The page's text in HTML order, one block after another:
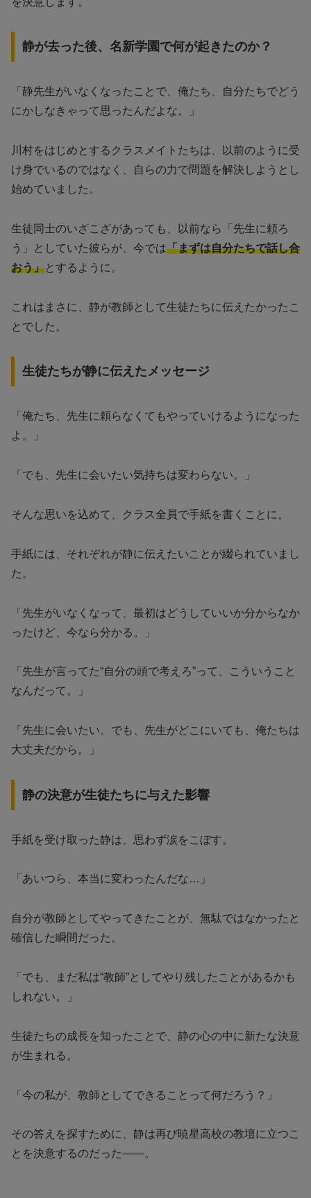
静が去った後、名新学園で何が起きたのか？
「静先生がいなくなったことで、俺たち、自分たちでどう
にかしなきゃって思ったんだよな。」
川村をはじめとするクラスメイトたちは、以前のように受
け身でいるのではなく、自らの力で問題を解決しようとし
始めていました。
生徒同士のいざこざがあっても、以前なら「先生に頼ろ
う」としていた彼らが、今では「まずは自分たちで話し合
おう」とするように。
これはまさに、静が教師として生徒たちに伝えたかったこ
とでした。
生徒たちが静に伝えたメッセージ
「俺たち、先生に頼らなくてもやっていけるようになった
よ。」
「でも、先生に会いたい気持ちは変わらない。」
そんな思いを込めて、クラス全員で手紙を書くことに。
手紙には、それぞれが静に伝えたいことが綴られていまし
た。
「先生がいなくなって、最初はどうしていいか分からなか
ったけど、今なら分かる。」
「先生が言ってた“自分の頭で考えろ”って、こういうこと
なんだって。」
「先生に会いたい。でも、先生がどこにいても、俺たちは
大丈夫だから。」
静の決意が生徒たちに与えた影響
手紙を受け取った静は、思わず涙をこぼす。
「あいつら、本当に変わったんだな…」
自分が教師としてやってきたことが、無駄ではなかったと
確信した瞬間だった。
「でも、まだ私は“教師”としてやり残したことがあるかも
しれない。」
生徒たちの成長を知ったことで、静の心の中に新たな決意
が生まれる。
「今の私が、教師としてできることって何だろう？」
その答えを探すために、静は再び暁星高校の教壇に立つこ
とを決意するのだった——。